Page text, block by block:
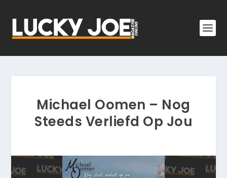
Michael Oomen – Nog
Steeds Verliefd Op Jou